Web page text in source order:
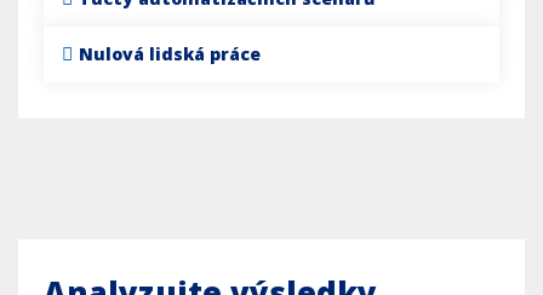
Nulová lidská práce